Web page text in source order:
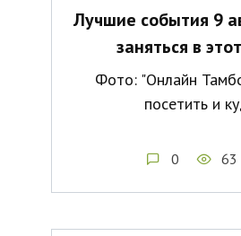
Лучшие события 9
заняться в
Фото: "Онлайн
посетить и
0 63